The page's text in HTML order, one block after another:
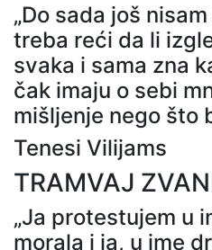
„Do sada još
treba reći da li
svaka i sama zna
čak imaju o sebi
mišljenje nego što
Tenesi Vilijams
TRAMVAJ
„Ja protestujem u
morala i ja, u ime